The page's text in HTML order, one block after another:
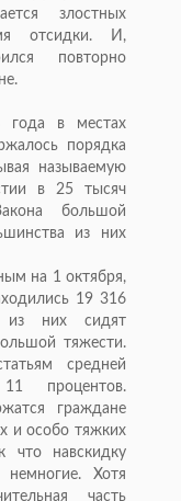
злостных
отсидки. И,
повторно
года в
местах
порядка
называемую
в
25 тысяч
большой
из
них
на 1 октября,
19 316
из
них сидят
тяжести.
средней
процентов.
граждане
и особо тяжких
что навскидку
немногие. Хотя
часть